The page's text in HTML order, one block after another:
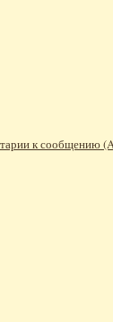
к сообщению